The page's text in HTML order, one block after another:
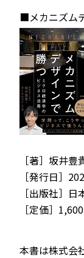
■メカニズム
［著］坂井
［発行日］
［出版社］
［定価］
本書は株式会